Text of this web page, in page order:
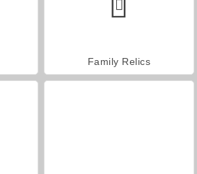
Family Relics